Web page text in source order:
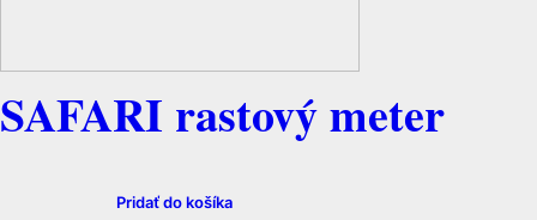
SAFARI rastový meter
Pridať do košíka